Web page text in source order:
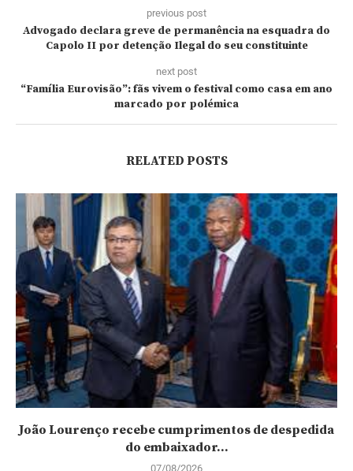
previous post
Advogado declara greve de permanência na esquadra do
Capolo II por detenção Ilegal do seu constituinte
next post
“Família Eurovisão”: fãs vivem o festival como casa em ano
marcado por polémica
RELATED POSTS
João Lourenço recebe cumprimentos de despedida
do embaixador...
07/08/2026